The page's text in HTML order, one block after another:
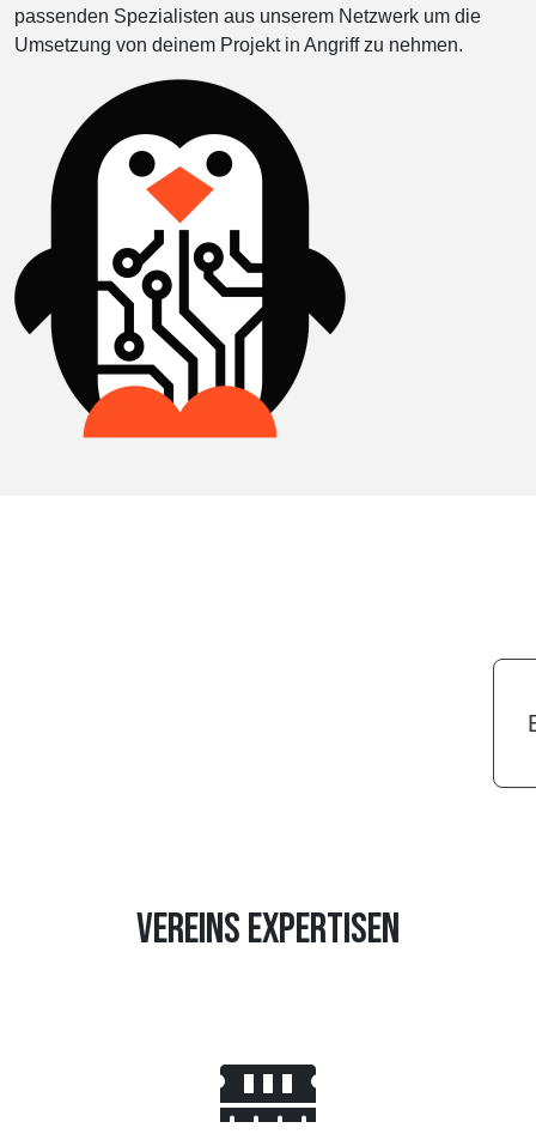
passenden Spezialisten aus unserem Netzwerk um die
Umsetzung von deinem Projekt in Angriff zu nehmen.
VEREINS EXPERTISEN